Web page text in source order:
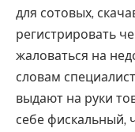
для сотовых,
регистрировать
жаловаться на
словам
выдают на руки
себе фискальный,